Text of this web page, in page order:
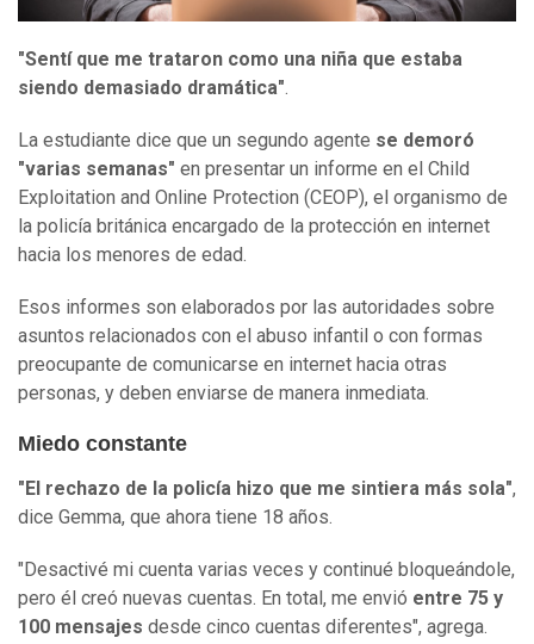
"Sentí que me trataron como una niña que estaba
siendo demasiado dramática".
La estudiante dice que un segundo agente se demoró
"varias semanas" en presentar un informe en el Child
Exploitation and Online Protection (CEOP), el organismo de
la policía británica encargado de la protección en internet
hacia los menores de edad.
Esos informes son elaborados por las autoridades sobre
asuntos relacionados con el abuso infantil o con formas
preocupante de comunicarse en internet hacia otras
personas, y deben enviarse de manera inmediata.
Miedo constante
"El rechazo de la policía hizo que me sintiera más sola",
dice Gemma, que ahora tiene 18 años.
"Desactivé mi cuenta varias veces y continué bloqueándole,
pero él creó nuevas cuentas. En total, me envió entre 75 y
100 mensajes desde cinco cuentas diferentes", agrega.